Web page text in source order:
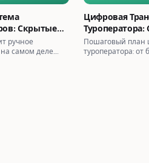
Скрытые
ручное
самом деле.
Цифровая
Туроператора:
Пошаговый план
туроператора: от